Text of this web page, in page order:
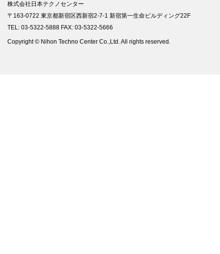
株式会社日本テクノセンター
〒163-0722 東京都新宿区西新宿2-7-1 新宿第一生命ビルディング22F
TEL: 03-5322-5888 FAX: 03-5322-5666
Copyright © Nihon Techno Center Co.,Ltd. All rights reserved.